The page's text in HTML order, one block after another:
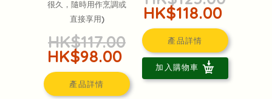
很久，隨時用作烹調或
直接享用)
HK$117.00
HK$98.00
產品詳情
HK$118.00
產品詳情
加入購物車